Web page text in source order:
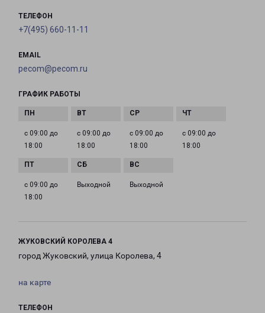
ТЕЛЕФОН
+7(495) 660-11-11
EMAIL
pecom@pecom.ru
ГРАФИК РАБОТЫ
с 09:00 до
18:00
с 09:00 до
18:00
с 09:00 до
18:00
с 09:00 до
18:00
с 09:00 до
18:00
Выходной Выходной
ЖУКОВСКИЙ КОРОЛЕВА 4
город Жуковский, улица Королева, 4
на карте
ТЕЛЕФОН